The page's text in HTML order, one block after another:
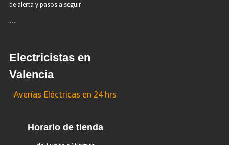
de alerta y pasos a seguir
...
Electricistas en
Valencia
Averías Eléctricas en 24 hrs
Horario de tienda